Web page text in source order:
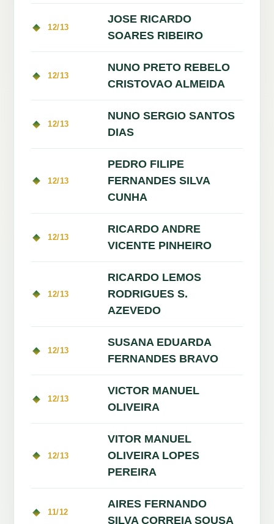
12/13
JOSE RICARDO
SOARES RIBEIRO
12/13
NUNO PRETO REBELO
CRISTOVAO ALMEIDA
12/13
NUNO SERGIO SANTOS
DIAS
12/13
PEDRO FILIPE
FERNANDES SILVA
CUNHA
12/13
RICARDO ANDRE
VICENTE PINHEIRO
12/13
RICARDO LEMOS
RODRIGUES S.
AZEVEDO
12/13
SUSANA EDUARDA
FERNANDES BRAVO
12/13
VICTOR MANUEL
OLIVEIRA
12/13
VITOR MANUEL
OLIVEIRA LOPES
PEREIRA
11/12
AIRES FERNANDO
SILVA CORREIA SOUSA